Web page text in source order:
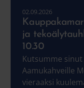
ja
10.30
02.09.2026
Kutsumme
Aamukahveille
vieraaksi